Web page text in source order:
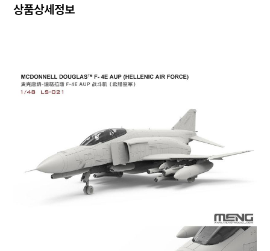
상품상세정보